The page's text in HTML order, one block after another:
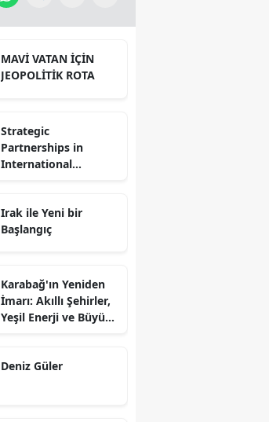
MAVİ VATAN İÇİN
JEOPOLİTİK ROTA
Strategic
Partnerships in
International
Irak ile Yeni bir
Başlangıç
Karabağ'ın Yeniden
İmarı: Akıllı Şehirler,
Yeşil Enerji ve Büyük
Sürdürülebilir
Deniz Güler